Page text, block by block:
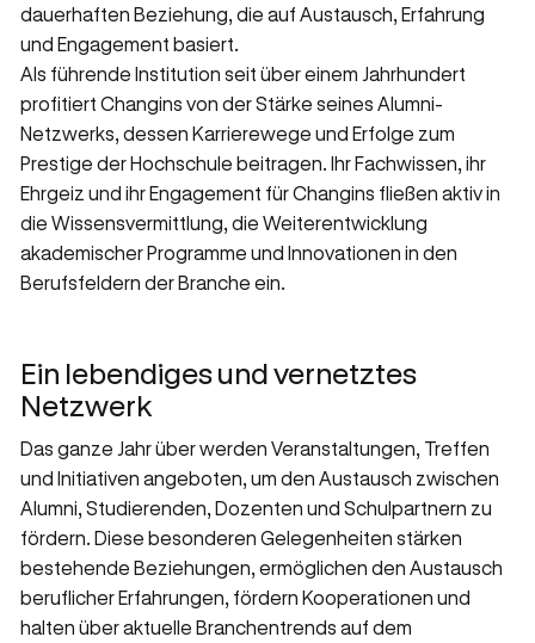
dauerhaften Beziehung, die auf Austausch, Erfahrung
und Engagement basiert.
Als führende Institution seit über einem Jahrhundert
profitiert Changins von der Stärke seines Alumni-
Netzwerks, dessen Karrierewege und Erfolge zum
Prestige der Hochschule beitragen. Ihr Fachwissen, ihr
Ehrgeiz und ihr Engagement für Changins fließen aktiv in
die Wissensvermittlung, die Weiterentwicklung
akademischer Programme und Innovationen in den
Berufsfeldern der Branche ein.
Ein lebendiges und vernetztes
Netzwerk
Das ganze Jahr über werden Veranstaltungen, Treffen
und Initiativen angeboten, um den Austausch zwischen
Alumni, Studierenden, Dozenten und Schulpartnern zu
fördern. Diese besonderen Gelegenheiten stärken
bestehende Beziehungen, ermöglichen den Austausch
beruflicher Erfahrungen, fördern Kooperationen und
halten über aktuelle Branchentrends auf dem